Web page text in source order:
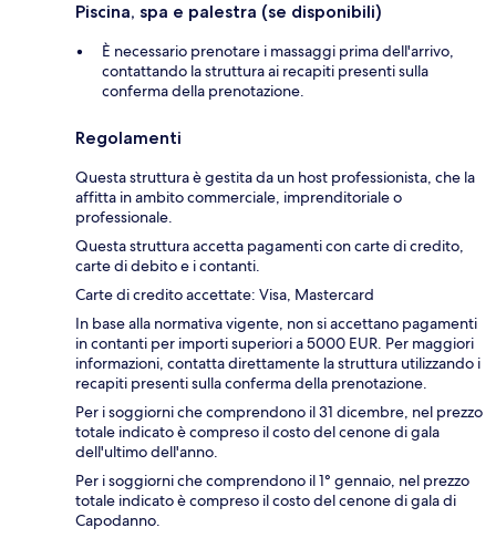
Piscina, spa e palestra (se disponibili)
È necessario prenotare i massaggi prima dell'arrivo,
contattando la struttura ai recapiti presenti sulla
conferma della prenotazione.
Regolamenti
Questa struttura è gestita da un host professionista, che la
affitta in ambito commerciale, imprenditoriale o
professionale.
Questa struttura accetta pagamenti con carte di credito,
carte di debito e i contanti.
Carte di credito accettate: Visa, Mastercard
In base alla normativa vigente, non si accettano pagamenti
in contanti per importi superiori a 5000 EUR. Per maggiori
informazioni, contatta direttamente la struttura utilizzando i
recapiti presenti sulla conferma della prenotazione.
Per i soggiorni che comprendono il 31 dicembre, nel prezzo
totale indicato è compreso il costo del cenone di gala
dell'ultimo dell'anno.
Per i soggiorni che comprendono il 1° gennaio, nel prezzo
totale indicato è compreso il costo del cenone di gala di
Capodanno.